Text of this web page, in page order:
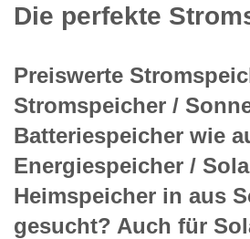
Die perfekte
Preiswerte
Stromspeicher /
Batteriespeicher wie
Energiespeicher /
Heimspeicher in aus
gesucht? Auch für